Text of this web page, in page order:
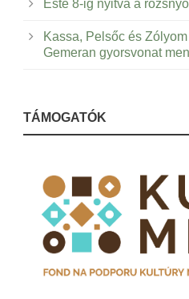
Este 8-ig nyitva a
Kassa, Pelsőc és
Gemeran gyorsvonat
TÁMOGATÓK